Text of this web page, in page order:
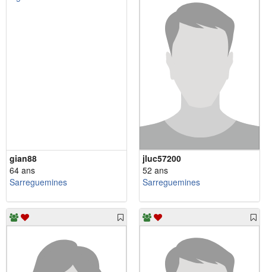
gian88
64 ans
Sarreguemines
jluc57200
52 ans
Sarreguemines